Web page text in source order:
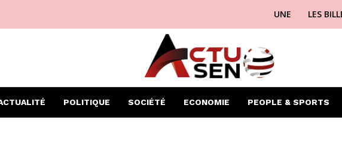
UNE LES
POLITIQUE SOCIÉTÉ ECONOMIE PEOPLE & SPORTS